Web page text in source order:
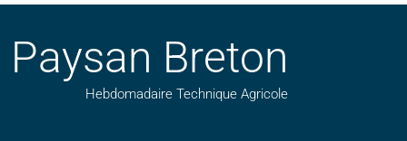
Paysan Breton
Hebdomadaire Technique Agricole